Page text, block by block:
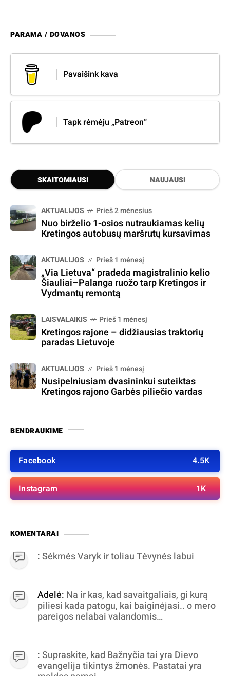
PARAMA / DOVANOS
Pavaišink kava
Tapk rėmėju „Patreon“
SKAITOMIAUSI NAUJAUSI
AKTUALIJOS Prieš 2 mėnesius
Nuo birželio 1-osios nutraukiamas kelių
Kretingos autobusų maršrutų kursavimas
AKTUALIJOS Prieš 1 mėnesį
„Via Lietuva“ pradeda magistralinio kelio
Šiauliai–Palanga ruožo tarp Kretingos ir
Vydmantų remontą
LAISVALAIKIS Prieš 1 mėnesį
Kretingos rajone – didžiausias traktorių
paradas Lietuvoje
AKTUALIJOS Prieš 1 mėnesį
Nusipelniusiam dvasininkui suteiktas
Kretingos rajono Garbės piliečio vardas
BENDRAUKIME
Facebook 4.5K
Instagram 1K
KOMENTARAI
:Sėkmės Varyk ir toliau Tėvynės labui
Adelė: Na ir kas, kad savaitgaliais, gi kurą
piliesi kada patogu, kai baiginėjasi.. o mero
pareigos nelabai valandomis
virpinimas, ieškokit kur milijonus vagia
dujininkai, elektros aferistai, stadionų
statytojai Vilnuje
:Supraskite, kad Bažnyčia tai yra Dievo
evangelija tikintys žmonės. Pastatai yra